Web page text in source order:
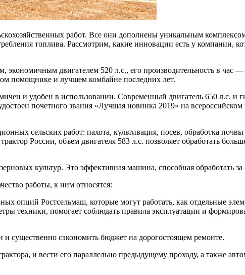
работ. Все они дополнены уникальным
топлива. Рассмотрим, какие инновации есть у компании,
двигателем 520 л.с., его производительность в час
помощнике и лучшем комбайне последних лет.
и удобен в использовании. Современный двигатель 650 л.с. и
почетного звания «Лучшая новинка 2019» на
сельских работ: пахота, культивация, посев, обработка
России, объем двигателя 583 л.с. позволяет обработать
культур. Это эффективная машина, способная обработать за
работы, к ним относятся:
Ростсельмаш, которые могут работать, как отдельные
техники, помогает соблюдать правила эксплуатации и
существенно сэкономить бюджет на дорогостоящем ремонте.
и вести его параллельно предыдущему проходу, а также